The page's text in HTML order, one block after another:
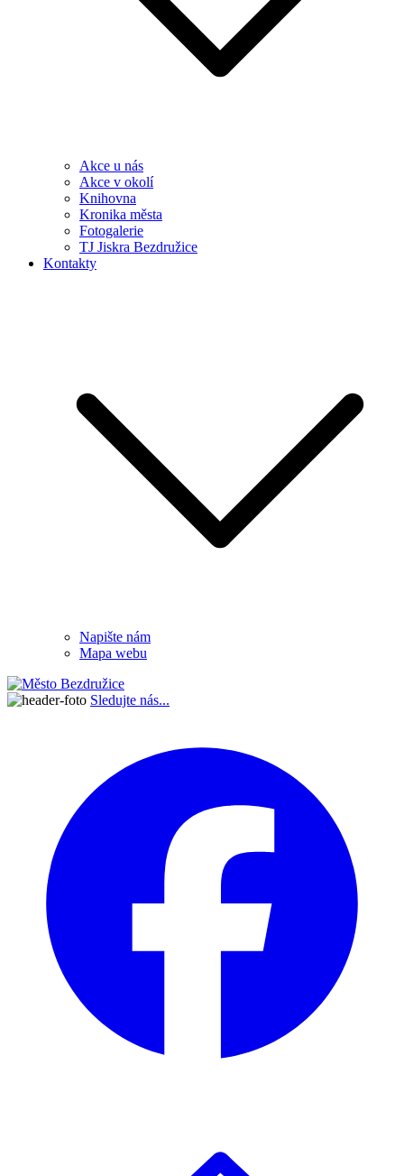
Akce u nás
Akce v okolí
Knihovna
Kronika města
Fotogalerie
TJ Jiskra Bezdružice
Kontakty
Napište nám
Mapa webu
Sledujte nás...